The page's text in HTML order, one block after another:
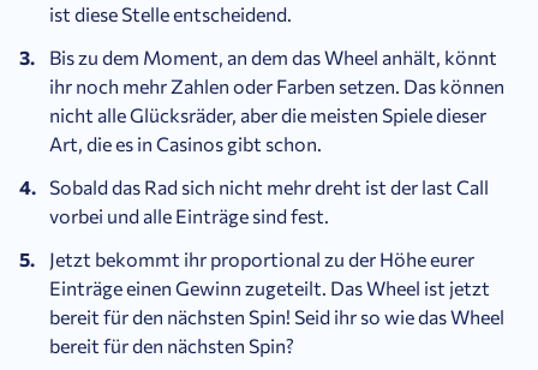
ist diese Stelle entscheidend.
Bis zu dem Moment, an dem das Wheel anhält, könnt
ihr noch mehr Zahlen oder Farben setzen. Das können
nicht alle Glücksräder, aber die meisten Spiele dieser
Art, die es in Casinos gibt schon.
Sobald das Rad sich nicht mehr dreht ist der last Call
vorbei und alle Einträge sind fest.
Jetzt bekommt ihr proportional zu der Höhe eurer
Einträge einen Gewinn zugeteilt. Das Wheel ist jetzt
bereit für den nächsten Spin! Seid ihr so wie das Wheel
bereit für den nächsten Spin?